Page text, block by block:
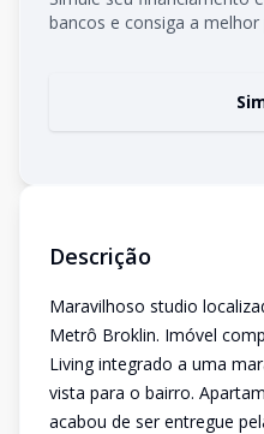
bancos e consiga a
Descrição
Maravilhoso studio
Metrô Broklin. Imóvel
Living integrado a uma
vista para o bairro.
acabou de ser entregue